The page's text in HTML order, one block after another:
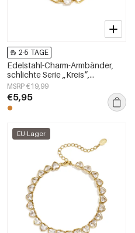
2-5 TAGE
Edelstahl-Charm-Armbänder,
schlichte Serie „Kreis“,
Damenschmuck
MSRP €19,99
€5,95
EU-Lager